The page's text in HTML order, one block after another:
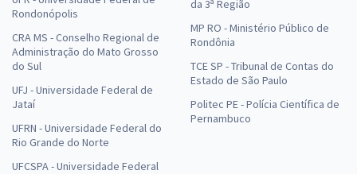
Rondonópolis
CRA MS - Conselho Regional de
Administração do Mato Grosso
do Sul
UFJ - Universidade Federal de
Jataí
UFRN - Universidade Federal do
Rio Grande do Norte
UFCSPA - Universidade Federal
da 3ª Região
MP RO - Ministério Público de
Rondônia
TCE SP - Tribunal de Contas do
Estado de São Paulo
Politec PE - Polícia Científica de
Pernambuco